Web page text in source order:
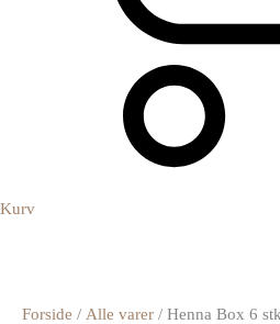
Kurv
Forside / Alle varer / Henna Box 6